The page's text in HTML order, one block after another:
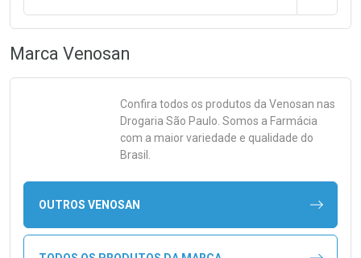
Marca Venosan
Confira todos os produtos da Venosan nas
Drogaria São Paulo. Somos a Farmácia
com a maior variedade e qualidade do
Brasil.
OUTROS VENOSAN